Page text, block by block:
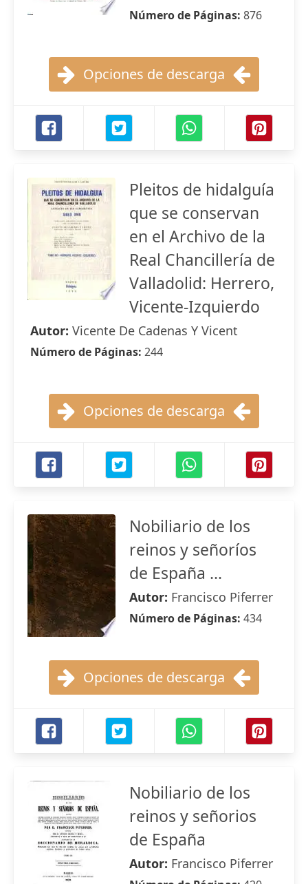
Número de Páginas: 876
Opciones de descarga
Pleitos de hidalguía
que se conservan
en el Archivo de la
Real Chancillería de
Valladolid: Herrero,
Vicente-Izquierdo
Autor: Vicente De Cadenas Y Vicent
Número de Páginas: 244
Opciones de descarga
Nobiliario de los
reinos y señoríos
de España ...
Autor: Francisco Piferrer
Número de Páginas: 434
Opciones de descarga
Nobiliario de los
reinos y señorios
de España
Autor: Francisco Piferrer